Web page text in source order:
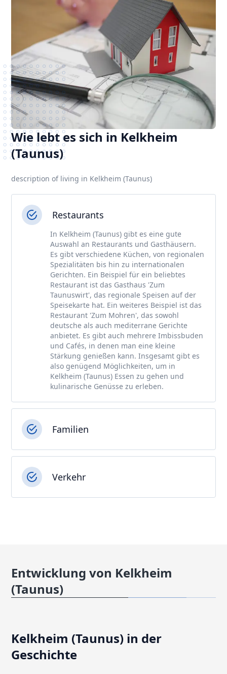
Wie lebt es sich in Kelkheim
(Taunus)
description of living in Kelkheim (Taunus)
Restaurants
In Kelkheim (Taunus) gibt es eine gute
Auswahl an Restaurants und Gasthäusern.
Es gibt verschiedene Küchen, von regionalen
Spezialitäten bis hin zu internationalen
Gerichten. Ein Beispiel für ein beliebtes
Restaurant ist das Gasthaus 'Zum
Taunuswirt', das regionale Speisen auf der
Speisekarte hat. Ein weiteres Beispiel ist das
Restaurant 'Zum Mohren', das sowohl
deutsche als auch mediterrane Gerichte
anbietet. Es gibt auch mehrere Imbissbuden
und Cafés, in denen man eine kleine
Stärkung genießen kann. Insgesamt gibt es
also genügend Möglichkeiten, um in
Kelkheim (Taunus) Essen zu gehen und
kulinarische Genüsse zu erleben.
Familien
Verkehr
Entwicklung von Kelkheim
(Taunus)
Kelkheim (Taunus) in der
Geschichte